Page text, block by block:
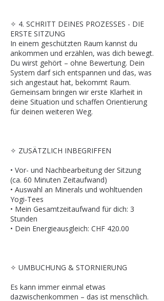
✧ 4. SCHRITT DEINES PROZESSES - DIE
ERSTE SITZUNG
In einem geschützten Raum kannst du
ankommen und erzählen, was dich bewegt.
Du wirst gehört – ohne Bewertung. Dein
System darf sich entspannen und das, was
sich angestaut hat, bekommt Raum.
Gemeinsam bringen wir erste Klarheit in
deine Situation und schaffen Orientierung
für deinen weiteren Weg.
✧ ZUSÄTZLICH INBEGRIFFEN
• Vor- und Nachbearbeitung der Sitzung
(ca. 60 Minuten Zeitaufwand)
• Auswahl an Minerals und wohltuenden
Yogi-Tees
• Mein Gesamtzeitaufwand für dich: 3
Stunden
• Dein Energieausgleich: CHF 420.00
✧ UMBUCHUNG & STORNIERUNG
Es kann immer einmal etwas
dazwischenkommen – das ist menschlich.